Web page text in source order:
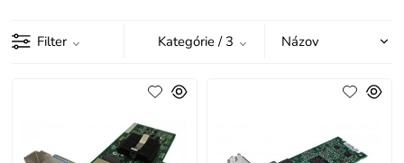
Filter Kategórie / 3